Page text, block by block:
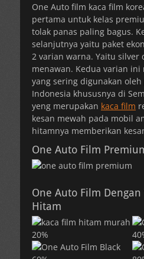
One Auto film kaca film
pertama untuk kelas
tolak panas paling bagus.
selanjutnya yaitu paket
2 varian warna. Yaitu silver
menawan. Kedua varian
yang sering digunakan
Indonesia khususnya di
yeng merupakan kaca film
kesan mewah pada mobil
hitamnya memberikan
One Auto Film
One Auto Film
Hitam